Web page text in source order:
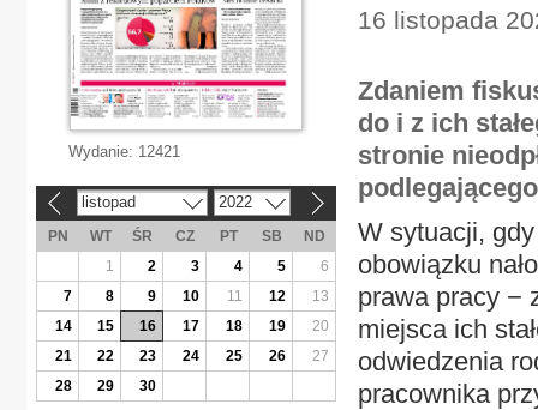
16 listopada
Zdaniem
do i z ich
stronie
W sytuacji,
obowiązku
prawa pracy −
miejsca ich
odwiedzenia
pracownika
Wydanie: 12421
listopad 2022
PN WT ŚR CZ PT SB
ND
1
2 3 4 5
6
7
8 9 10 11 12
13
14
15 16 17 18 19
20
21
22 23 24 25 26
27
28
29 30